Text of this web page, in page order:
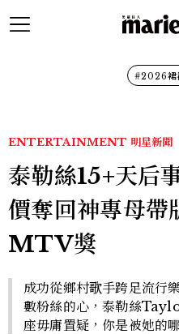
#2026裙
ENTERTAINMENT 明星新聞
泰勒絲15+天后
價奪回神專母
MTV獎
成功從鄉村歌手跨足流行
數粉絲的心，泰勒絲
座毋庸置疑，你是被她的